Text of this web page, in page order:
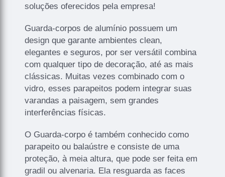
soluções oferecidos pela empresa!
Guarda-corpos de alumínio possuem um
design que garante ambientes clean,
elegantes e seguros, por ser versátil combina
com qualquer tipo de decoração, até as mais
clássicas. Muitas vezes combinado com o
vidro, esses parapeitos podem integrar suas
varandas a paisagem, sem grandes
interferências físicas.
O Guarda-corpo é também conhecido como
parapeito ou balaústre e consiste de uma
proteção, à meia altura, que pode ser feita em
gradil ou alvenaria. Ela resguarda as faces